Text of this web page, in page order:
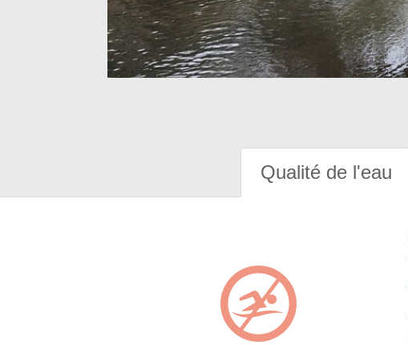
Qualité de l'eau